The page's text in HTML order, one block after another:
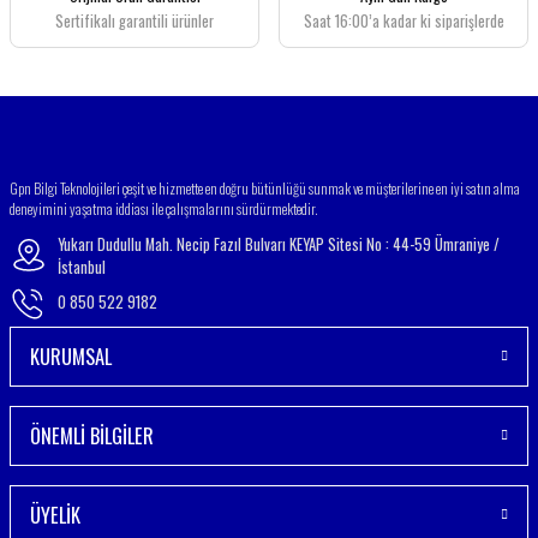
Bu ürüne benzer farklı alternatifler olmalı.
Sertifikalı garantili ürünler
Saat 16:00’a kadar ki siparişlerde
Gpn Bilgi Teknolojileri çeşit ve hizmette en doğru bütünlüğü sunmak ve müşterilerine en iyi satın alma
deneyimini yaşatma iddiası ile çalışmalarını sürdürmektedir.
Yukarı Dudullu Mah. Necip Fazıl Bulvarı KEYAP Sitesi No : 44-59 Ümraniye /
İstanbul
0 850 522 9182
KURUMSAL
ÖNEMLİ BİLGİLER
ÜYELİK